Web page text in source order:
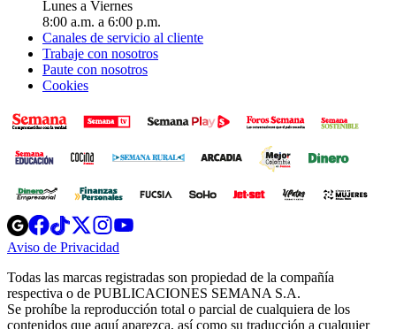
Lunes a Viernes
8:00 a.m. a 6:00 p.m.
Canales de servicio al cliente
Trabaje con nosotros
Paute con nosotros
Cookies
Opens
in
new
Opens
in
new
Opens
in
new
window
Opens
new
windowwindow
Aviso de Privacidad
new
window
Todas las marcas registradas son propiedad de la compañía
respectiva o de PUBLICACIONES SEMANA S.A.
Se prohíbe la reproducción total o parcial de cualquiera de los
contenidos que aquí aparezca, así como su traducción a cualquier